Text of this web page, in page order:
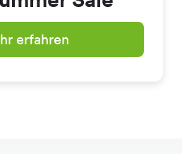
erfahren